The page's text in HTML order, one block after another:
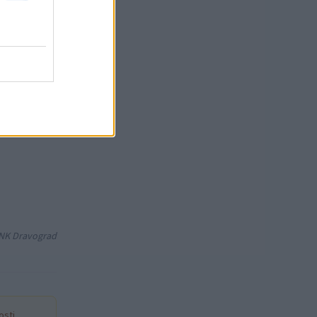
Dravograd